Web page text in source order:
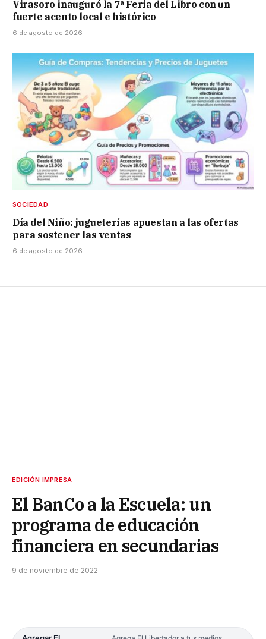
Virasoro inauguró la 7ª Feria del Libro con un
fuerte acento local e histórico
6 de agosto de 2026
SOCIEDAD
Día del Niño: jugueterías apuestan a las ofertas
para sostener las ventas
6 de agosto de 2026
EDICIÓN IMPRESA
El BanCo a la Escuela: un
programa de educación
financiera en secundarias
9 de noviembre de 2022